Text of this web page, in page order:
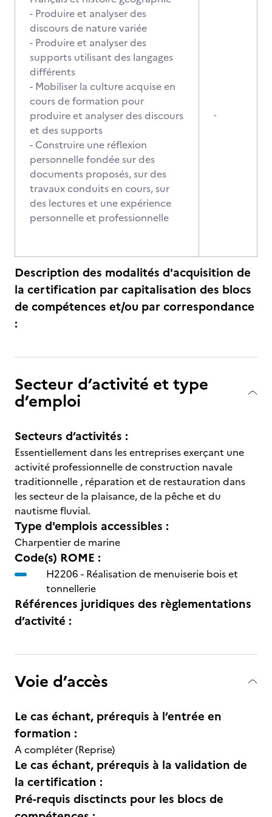
- Produire et analyser des
discours de nature variée
- Produire et analyser des
supports utilisant des langages
différents
- Mobiliser la culture acquise en
cours de formation pour
produire et analyser des discours
et des supports
- Construire une réflexion
personnelle fondée sur des
documents proposés, sur des
travaux conduits en cours, sur
des lectures et une expérience
personnelle et professionnelle
-
Description des modalités d'acquisition de
la certification par capitalisation des blocs
de compétences et/ou par correspondance
:
Secteur d’activité et type
d’emploi
Secteurs d’activités :
Essentiellement dans les entreprises exerçant une
activité professionnelle de construction navale
traditionnelle , réparation et de restauration dans
les secteur de la plaisance, de la pêche et du
nautisme fluvial.
Type d'emplois accessibles :
Charpentier de marine
Code(s) ROME :
H2206 - Réalisation de menuiserie bois et
tonnellerie
Références juridiques des règlementations
d’activité :
Voie d’accès
Le cas échant, prérequis à l’entrée en
formation :
A compléter (Reprise)
Le cas échant, prérequis à la validation de
la certification :
Pré-requis disctincts pour les blocs de